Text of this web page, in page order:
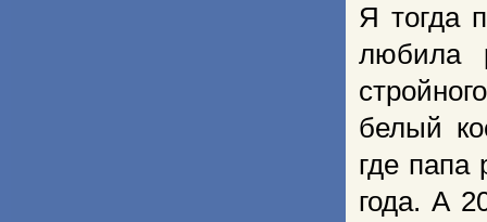
Я тогда
любила
белый
где папа
года. А